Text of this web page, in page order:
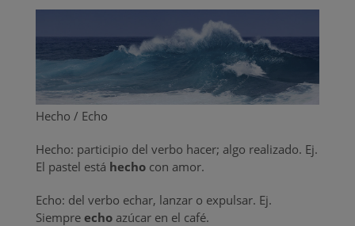
Hecho / Echo
Hecho: participio del verbo hacer; algo realizado. Ej.
El pastel está hechocon amor.
Echo: del verbo echar, lanzar o expulsar. Ej.
Siempre echoazúcar en el café.